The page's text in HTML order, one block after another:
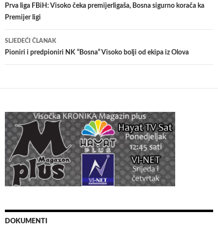
članaka
Prva liga FBiH: Visoko čeka premijerligaša, Bosna sigurno korača ka
Premijer ligi
SLJEDEĆI ČLANAK
Pioniri i predpioniri NK “Bosna” Visoko bolji od ekipa iz Olova
DOKUMENTI